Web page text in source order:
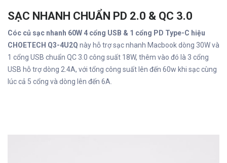
SẠC NHANH CHUẨN PD 2.0 & QC 3.0
Cóc củ sạc nhanh 60W 4 cổng USB & 1 cổng PD Type-C hiệu
CHOETECH Q3-4U2Q này hỗ trợ sạc nhanh Macbook dòng 30W và
1 cổng USB chuẩn QC 3.0 công suất 18W, thêm vào đó là 3 cổng
USB hỗ trợ dòng 2.4A, với tổng công suất lên đến 60w khi sạc cùng
lúc cả 5 cổng và dòng lên đến 6A.